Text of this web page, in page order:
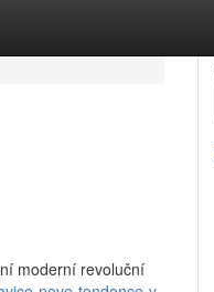
moderní revoluční